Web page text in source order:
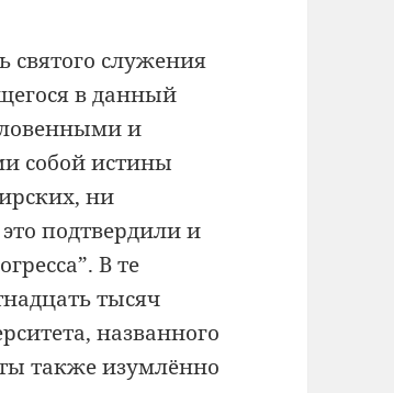
служения
в данный
и
собой истины
ни
подтвердили и
В те
тысяч
названного
также изумлённо